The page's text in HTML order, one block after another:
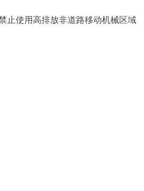
止使用高排放非道路移动机械区域